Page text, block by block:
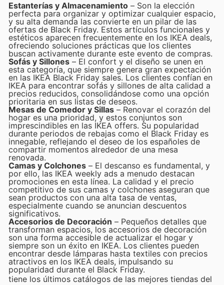
Estanterías y Almacenamiento – Son la elección
perfecta para organizar y optimizar cualquier espacio,
y su alta demanda las convierte en un pilar de las
ofertas de Black Friday. Estos artículos funcionales y
estéticos aparecen frecuentemente en los IKEA deals,
ofreciendo soluciones prácticas que los clientes
buscan activamente durante este evento de compras.
Sofás y Sillones – El confort y el diseño se unen en
esta categoría, que siempre genera gran expectación
en las IKEA Black Friday sales. Los clientes confían en
IKEA para encontrar sofás y sillones de alta calidad a
precios reducidos, consolidándose como una opción
prioritaria en sus listas de deseos.
Mesas de Comedor y Sillas – Renovar el corazón del
hogar es una prioridad, y estos conjuntos son
imprescindibles en las IKEA offers. Su popularidad
durante periodos de rebajas como el Black Friday es
innegable, reflejando el deseo de los españoles de
compartir momentos alrededor de una mesa
renovada.
Camas y Colchones – El descanso es fundamental, y
por ello, las IKEA weekly ads a menudo destacan
promociones en esta línea. La calidad y el precio
competitivo de sus camas y colchones aseguran que
sean productos con una alta tasa de ventas,
especialmente cuando se anuncian descuentos
significativos.
Accesorios de Decoración – Pequeños detalles que
transforman espacios, los accesorios de decoración
son una forma accesible de actualizar el hogar y
siempre son un éxito en IKEA. Los clientes pueden
encontrar desde lámparas hasta textiles con precios
atractivos en los IKEA deals, impulsando su
popularidad durante el Black Friday.
tiene los últimos catálogos de las mejores tiendas del